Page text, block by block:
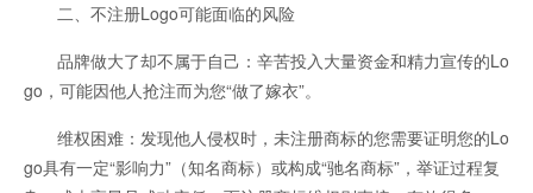
二、不注册Logo可能面临的风险
品牌做大了却不属于自己：辛苦投入大量资金和精力宣传的Lo
go，可能因他人抢注而为您“做了嫁衣”。
维权困难：发现他人侵权时，未注册商标的您需要证明您的Lo
go具有一定“影响力”（知名商标）或构成“驰名商标”，举证过程复